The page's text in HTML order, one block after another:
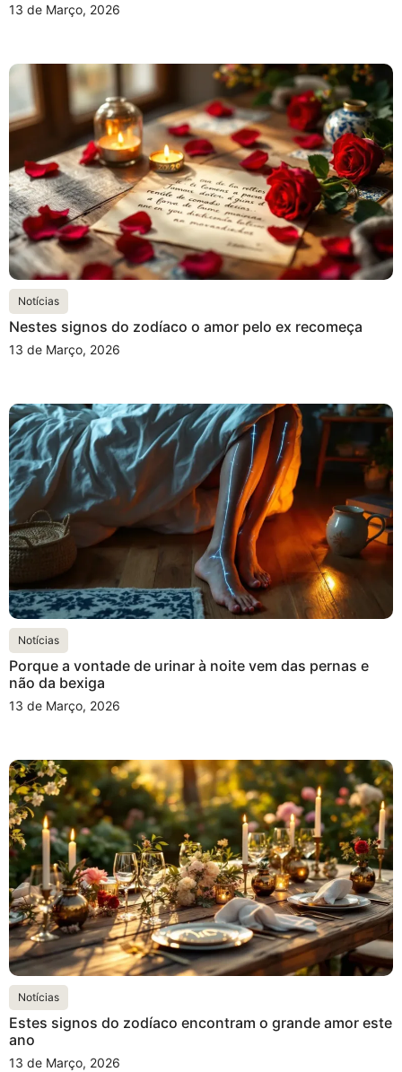
13 de Março, 2026
Notícias
Nestes signos do zodíaco o amor pelo ex recomeça
13 de Março, 2026
Notícias
Porque a vontade de urinar à noite vem das pernas e
não da bexiga
13 de Março, 2026
Notícias
Estes signos do zodíaco encontram o grande amor este
ano
13 de Março, 2026